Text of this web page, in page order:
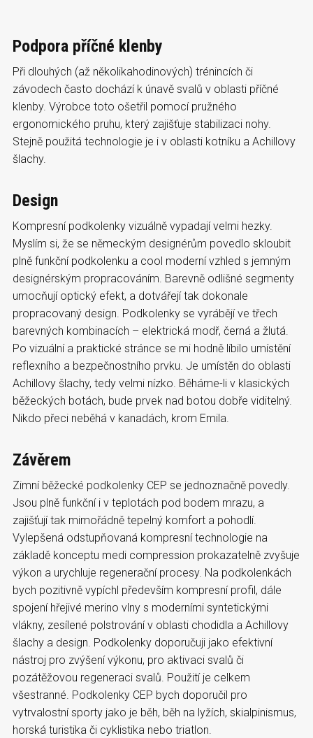
Podpora příčné klenby
Při dlouhých (až několikahodinových) trénincích či
závodech často dochází k únavě svalů v oblasti příčné
klenby. Výrobce toto ošetřil pomocí pružného
ergonomického pruhu, který zajišťuje stabilizaci nohy.
Stejně použitá technologie je i v oblasti kotníku a Achillovy
šlachy.
Design
Kompresní podkolenky vizuálně vypadají velmi hezky.
Myslím si, že se německým designérům povedlo skloubit
plně funkční podkolenku a cool moderní vzhled s jemným
designérským propracováním. Barevně odlišné segmenty
umocňují optický efekt, a dotvářejí tak dokonale
propracovaný design. Podkolenky se vyrábějí ve třech
barevných kombinacích – elektrická modř, černá a žlutá.
Po vizuální a praktické stránce se mi hodně líbilo umístění
reflexního a bezpečnostního prvku. Je umístěn do oblasti
Achillovy šlachy, tedy velmi nízko. Běháme-li v klasických
běžeckých botách, bude prvek nad botou dobře viditelný.
Nikdo přeci neběhá v kanadách, krom Emila.
Závěrem
Zimní běžecké podkolenky CEP se jednoznačně povedly.
Jsou plně funkční i v teplotách pod bodem mrazu, a
zajišťují tak mimořádně tepelný komfort a pohodlí.
Vylepšená odstupňovaná kompresní technologie na
základě konceptu medi compression prokazatelně zvyšuje
výkon a urychluje regenerační procesy. Na podkolenkách
bych pozitivně vypíchl především kompresní profil, dále
spojení hřejivé merino vlny s moderními syntetickými
vlákny, zesílené polstrování v oblasti chodidla a Achillovy
šlachy a design. Podkolenky doporučuji jako efektivní
nástroj pro zvýšení výkonu, pro aktivaci svalů či
pozátěžovou regeneraci svalů. Použití je celkem
všestranné. Podkolenky CEP bych doporučil pro
vytrvalostní sporty jako je běh, běh na lyžích, skialpinismus,
horská turistika či cyklistika nebo triatlon.